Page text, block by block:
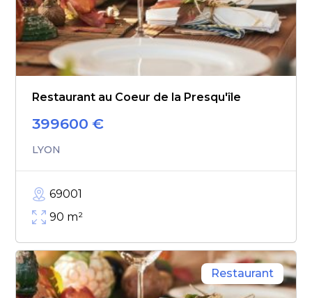
Restaurant au Coeur de la Presqu'île
399600 €
LYON
69001
90 m²
Restaurant